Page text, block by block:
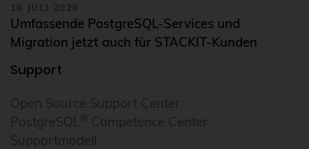
Events
fcgiwrap
FDW
Firewall
Flux
16 JULI 2026
Umfassende PostgreSQL-Services und
Migration jetzt auch für STACKIT-Kunden
Support
Open Source Support Center
PostgreSQL ® Competence Center
Supportmodell